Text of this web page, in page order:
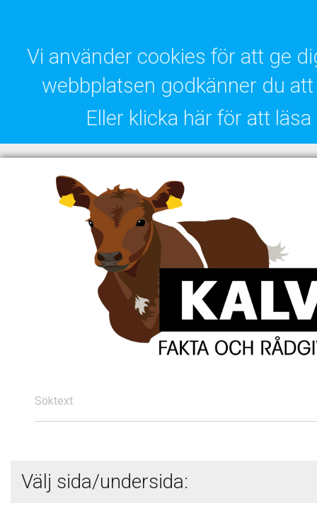
Vi använder cookies för att ge
webbplatsen godkänner du
Eller klicka här för att
Söktext
Välj sida/undersida: